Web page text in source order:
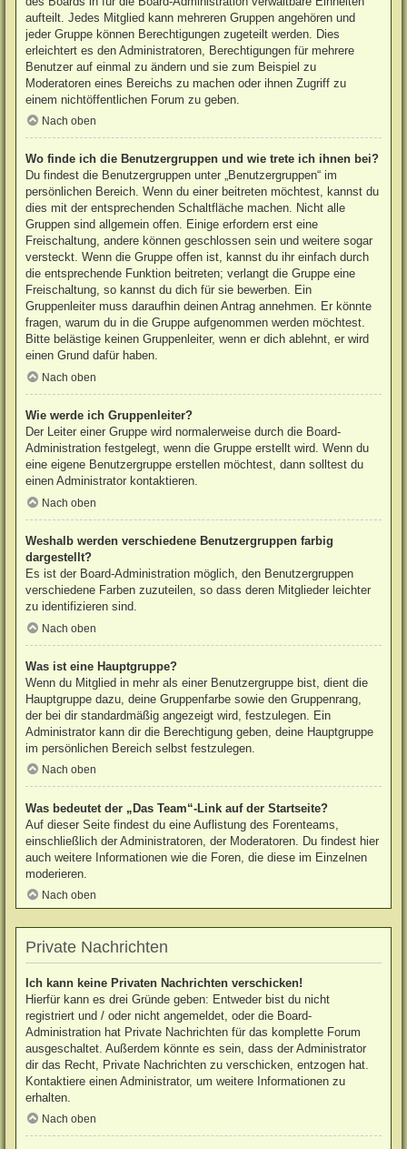
aufteilt. Jedes Mitglied kann mehreren Gruppen angehören und
jeder Gruppe können Berechtigungen zugeteilt werden. Dies
erleichtert es den Administratoren, Berechtigungen für mehrere
Benutzer auf einmal zu ändern und sie zum Beispiel zu
Moderatoren eines Bereichs zu machen oder ihnen Zugriff zu
einem nichtöffentlichen Forum zu geben.
Nach oben
Wo finde ich die Benutzergruppen und wie trete ich ihnen bei?
Du findest die Benutzergruppen unter „Benutzergruppen“ im
persönlichen Bereich. Wenn du einer beitreten möchtest, kannst du
dies mit der entsprechenden Schaltfläche machen. Nicht alle
Gruppen sind allgemein offen. Einige erfordern erst eine
Freischaltung, andere können geschlossen sein und weitere sogar
versteckt. Wenn die Gruppe offen ist, kannst du ihr einfach durch
die entsprechende Funktion beitreten; verlangt die Gruppe eine
Freischaltung, so kannst du dich für sie bewerben. Ein
Gruppenleiter muss daraufhin deinen Antrag annehmen. Er könnte
fragen, warum du in die Gruppe aufgenommen werden möchtest.
Bitte belästige keinen Gruppenleiter, wenn er dich ablehnt, er wird
einen Grund dafür haben.
Nach oben
Wie werde ich Gruppenleiter?
Der Leiter einer Gruppe wird normalerweise durch die Board-
Administration festgelegt, wenn die Gruppe erstellt wird. Wenn du
eine eigene Benutzergruppe erstellen möchtest, dann solltest du
einen Administrator kontaktieren.
Nach oben
Weshalb werden verschiedene Benutzergruppen farbig
dargestellt?
Es ist der Board-Administration möglich, den Benutzergruppen
verschiedene Farben zuzuteilen, so dass deren Mitglieder leichter
zu identifizieren sind.
Nach oben
Was ist eine Hauptgruppe?
Wenn du Mitglied in mehr als einer Benutzergruppe bist, dient die
Hauptgruppe dazu, deine Gruppenfarbe sowie den Gruppenrang,
der bei dir standardmäßig angezeigt wird, festzulegen. Ein
Administrator kann dir die Berechtigung geben, deine Hauptgruppe
im persönlichen Bereich selbst festzulegen.
Nach oben
Was bedeutet der „Das Team“-Link auf der Startseite?
Auf dieser Seite findest du eine Auflistung des Forenteams,
einschließlich der Administratoren, der Moderatoren. Du findest hier
auch weitere Informationen wie die Foren, die diese im Einzelnen
moderieren.
Nach oben
Private Nachrichten
Ich kann keine Privaten Nachrichten verschicken!
Hierfür kann es drei Gründe geben: Entweder bist du nicht
registriert und / oder nicht angemeldet, oder die Board-
Administration hat Private Nachrichten für das komplette Forum
ausgeschaltet. Außerdem könnte es sein, dass der Administrator
dir das Recht, Private Nachrichten zu verschicken, entzogen hat.
Kontaktiere einen Administrator, um weitere Informationen zu
erhalten.
Nach oben